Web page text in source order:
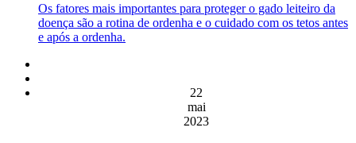
Os fatores mais importantes para proteger o gado leiteiro da
doença são a rotina de ordenha e o cuidado com os tetos antes
e após a ordenha.
22
mai
2023